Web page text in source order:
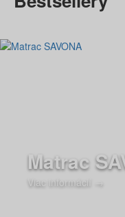
Matrac
Viac informácií →